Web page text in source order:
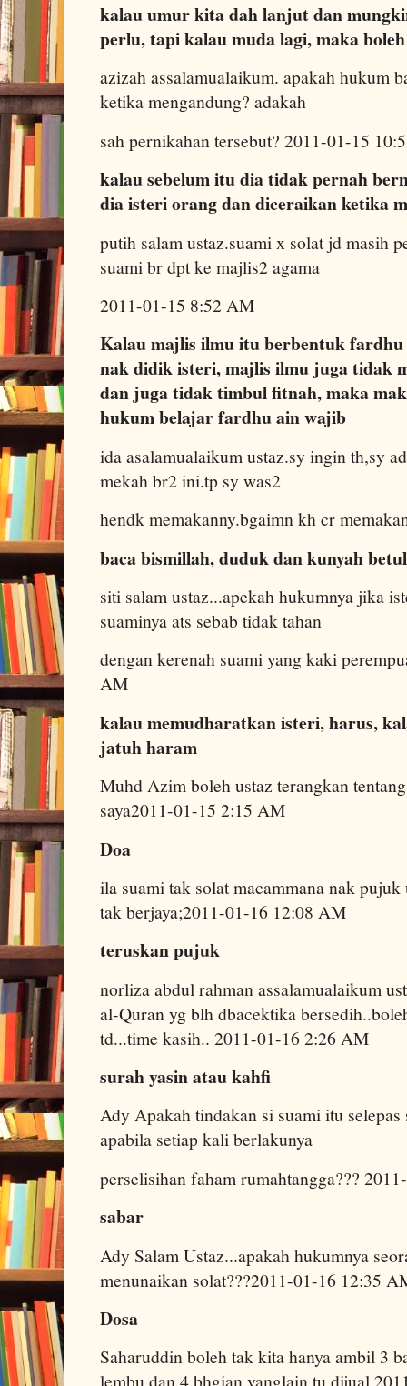
kalau umur kita dah lanjut dan
perlu, tapi kalau muda lagi, maka
azizah assalamualaikum. apakah hukum
ketika mengandung? adakah
sah pernikahan tersebut? 2011-01-15
kalau sebelum itu dia tidak pernah
dia isteri orang dan diceraikan ketika
putih salam ustaz.suami x solat jd masih
suami br dpt ke majlis2 agama
2011-01-15 8:52 AM
Kalau majlis ilmu itu berbentuk
nak didik isteri, majlis ilmu juga tidak
dan juga tidak timbul fitnah, maka
hukum belajar fardhu ain wajib
ida asalamualaikum ustaz.sy ingin th,sy
mekah br2 ini.tp sy was2
hendk memakanny.bgaimn kh cr
baca bismillah, duduk dan kunyah
siti salam ustaz...apekah hukumnya jika
suaminya ats sebab tidak tahan
dengan kerenah suami yang kaki
AM
kalau memudharatkan isteri, harus,
jatuh haram
Muhd Azim boleh ustaz terangkan
saya2011-01-15 2:15 AM
Doa
ila suami tak solat macammana nak
tak berjaya;2011-01-16 12:08 AM
teruskan pujuk
norliza abdul rahman assalamualaikum
al-Quran yg blh dbacektika
td...time kasih.. 2011-01-16 2:26 AM
surah yasin atau kahfi
Ady Apakah tindakan si suami itu
apabila setiap kali berlakunya
perselisihan faham rumahtangga???
sabar
Ady Salam Ustaz...apakah hukumnya
menunaikan solat???2011-01-16 12:35
Dosa
Saharuddin boleh tak kita hanya ambil 3